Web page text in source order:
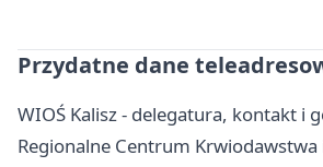
Przydatne dane
WIOŚ Kalisz - delegatura, kontakt i
Regionalne Centrum